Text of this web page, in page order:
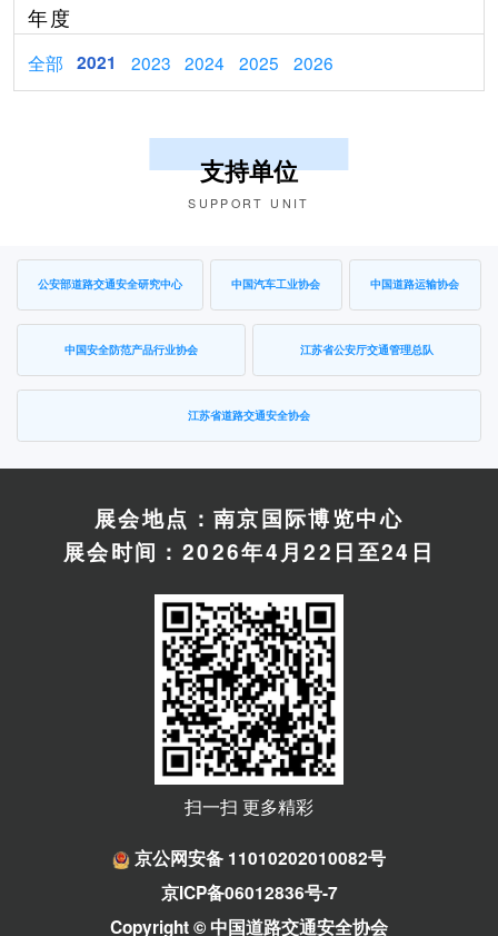
年度
全部 2021 2023 2024 2025 2026
支持单位
SUPPORT UNIT
公安部道路交通安全研究中心 中国汽车工业协会 中国道路运输协会
中国安全防范产品行业协会 江苏省公安厅交通管理总队
江苏省道路交通安全协会
展会地点：南京国际博览中心
展会时间：2026年4月22日至24日
扫一扫 更多精彩
京公网安备 11010202010082号
京ICP备06012836号-7
Copyright © 中国道路交通安全协会